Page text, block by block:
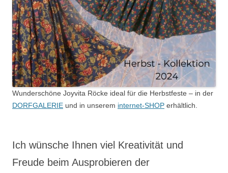
Wunderschöne Joyvita Röcke ideal für die Herbstfeste – in der
DORFGALERIE und in unserem internet-SHOP erhältlich.
Ich wünsche Ihnen viel Kreativität und
Freude beim Ausprobieren der